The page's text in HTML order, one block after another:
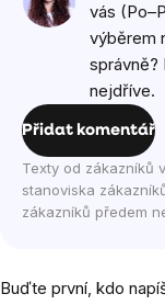
vás
výběrem
správně?
nejdříve.
Přidat komentář
Texty od zákazníků
stanoviska
zákazníků předem
Buďte první, kdo